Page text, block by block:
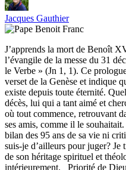
Jacques Gauthier
J’apprends la mort de Benoît
l’évangile de la messe du 31
le Verbe » (Jn 1, 1). Ce
verset de la Genèse et indique
existe depuis toute éternité.
décès, lui qui a tant aimé et
où tout commence, retrouvant
ses amis, comme il le
bilan des 95 ans de sa vie ni
suis-je d’ailleurs pour juger? Je
de son héritage spirituel et
intérieurement. Priorité de